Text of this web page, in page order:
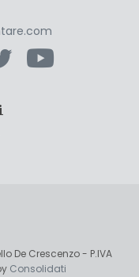
De Crescenzo - P.IVA
Consolidati